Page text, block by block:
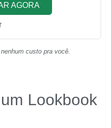
AGORA
custo pra você.
Lookbook